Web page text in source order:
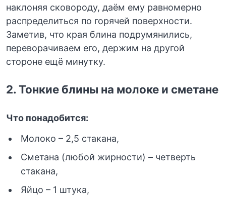
наклоняя сковороду, даём ему равномерно
распределиться по горячей поверхности.
Заметив, что края блина подрумянились,
переворачиваем его, держим на другой
стороне ещё минутку.
2.Тонкие блины на молоке и сметане
Что понадобится:
Молоко – 2,5 стакана,
Сметана (любой жирности) – четверть
стакана,
Яйцо – 1 штука,